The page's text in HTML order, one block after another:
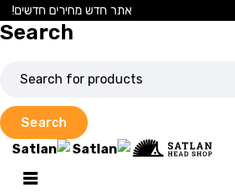
אתר חדש מחירים חדשים!
Search